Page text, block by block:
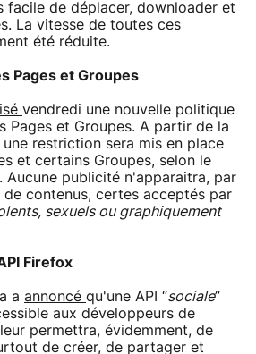
facile de déplacer, downloader et
La vitesse de toutes ces
été réduite.
Pages et Groupes
vendredi une nouvelle politique
Pages et Groupes. A partir de la
une restriction sera mis en place
et certains Groupes, selon le
Aucune publicité n'apparaitra, par
contenus, certes acceptés par
sexuels ou graphiquement
Firefox
a annoncé qu'une API “sociale”
aux développeurs de
permettra, évidemment, de
de créer, de partager et